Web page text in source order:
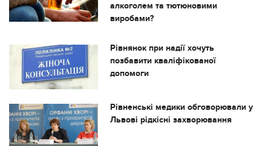
алкоголем та тютюновими
виробами?
Рівнянок при надії хочуть
позбавити кваліфікованої
допомоги
Рівненські медики обговорювали у
Львові рідкісні захворювання